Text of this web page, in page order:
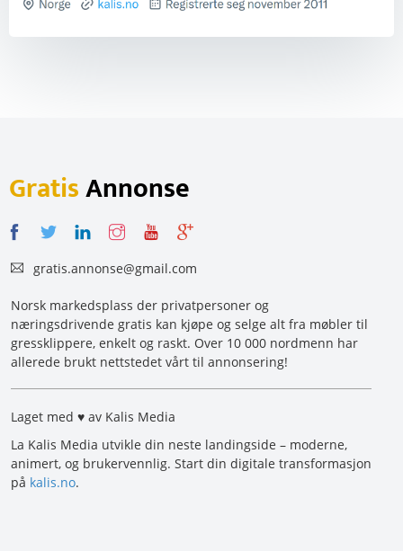
GratisAnnonse
gratis.annonse@gmail.com
Norsk markedsplass der privatpersoner og
næringsdrivende gratis kan kjøpe og selge alt fra møbler til
gressklippere, enkelt og raskt. Over 10 000 nordmenn har
allerede brukt nettstedet vårt til annonsering!
Laget med ♥ av Kalis Media
La Kalis Media utvikle din neste landingside – moderne,
animert, og brukervennlig. Start din digitale transformasjon
på kalis.no.